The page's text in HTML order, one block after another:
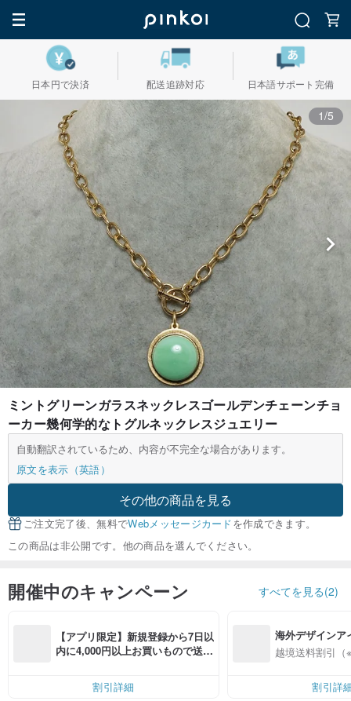
日本円で決済 配送追跡対応 日本語サポート完備
1/5
ミントグリーンガラスネックレスゴールデンチェーンチョ
ーカー幾何学的なトグルネックレスジュエリー
自動翻訳されているため、内容が不完全な場合があります。
原文を表示（英語）
その他の商品を見る
ご注文完了後、無料でWebメッセージカードを作成できます。
この商品は非公開です。他の商品を選んでください。
開催中のキャンペーン すべてを見る(2)
【アプリ限定】新規登録から7日以
内に4,000円以上お買いもので送料
割引詳細
海外デザインア
入
越境送料割引（
割引詳